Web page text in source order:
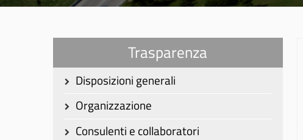
Trasparenza
Disposizioni generali
Organizzazione
Consulenti e collaboratori